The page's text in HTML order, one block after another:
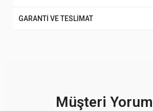
GARANTİ VE TESLİMAT
Müşteri